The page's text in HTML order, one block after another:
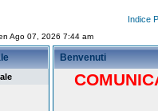
Indice
Ago 07, 2026 7:44 am
Benvenuti